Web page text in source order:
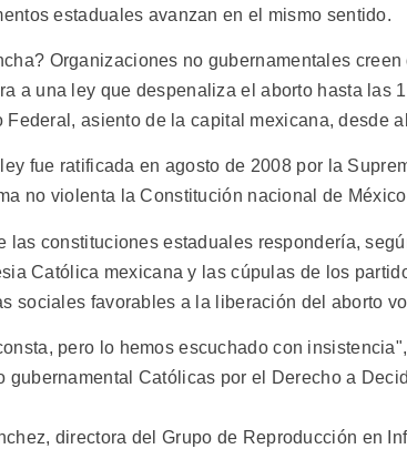
estaduales avanzan en el mismo sentido.
Organizaciones no gubernamentales creen
a una ley que despenaliza el aborto hasta las
Federal, asiento de la capital mexicana, desde
fue ratificada en agosto de 2008 por la
no violenta la Constitución nacional de
las constituciones estaduales respondería,
Católica mexicana y las cúpulas de los
sociales favorables a la liberación del aborto
pero lo hemos escuchado con
gubernamental Católicas por el Derecho a
directora del Grupo de Reproducción en